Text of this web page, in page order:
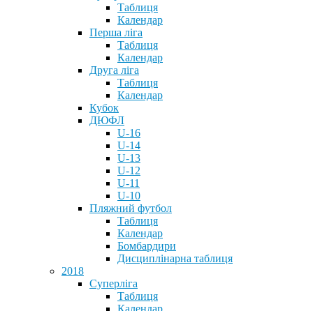
Таблиця
Календар
Перша ліга
Таблиця
Календар
Друга ліга
Таблиця
Календар
Кубок
ДЮФЛ
U-16
U-14
U-13
U-12
U-11
U-10
Пляжний футбол
Таблиця
Календар
Бомбардири
Дисциплінарна таблиця
2018
Суперліга
Таблиця
Календар